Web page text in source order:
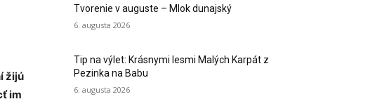
žijú
im
Tvorenie v auguste – Mlok dunajský
6. augusta 2026
Tip na výlet: Krásnymi lesmi Malých Karpát z
Pezinka na Babu
6. augusta 2026